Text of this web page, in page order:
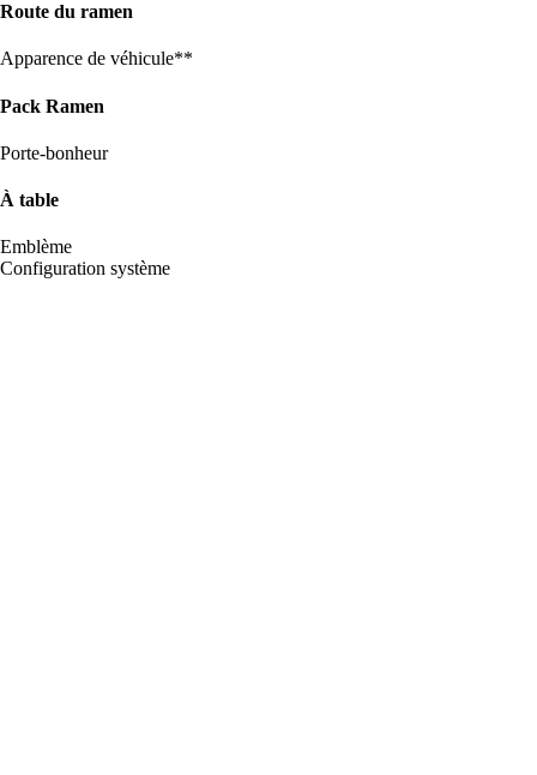
Route du ramen
Apparence de véhicule**
Pack Ramen
Porte-bonheur
À table
Emblème
Configuration système